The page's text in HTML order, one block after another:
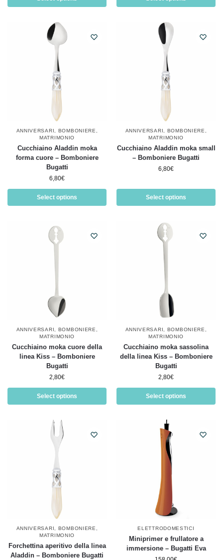
ANNIVERSARI BOMBONIERE
MATRIMONIO
Cucchiaino Aladdin moka
forma cuore – Bomboniere
Bugatti
6,80€
Select options
ANNIVERSARI BOMBONIERE
MATRIMONIO
Cucchiaino Aladdin moka small
– Bomboniere Bugatti
6,80€
Select options
ANNIVERSARI BOMBONIERE
MATRIMONIO
Cucchiaino moka cuore della
linea Kiss – Bomboniere
Bugatti
2,80€
Select options
ANNIVERSARI BOMBONIERE
MATRIMONIO
Cucchiaino moka sassolina
della linea Kiss – Bomboniere
Bugatti
2,80€
Select options
ANNIVERSARI BOMBONIERE
MATRIMONIO
Forchettina aperitivo della linea
Aladdin – Bomboniere Bugatti
ELETTRODOMESTICI
Miniprimer e frullatore a
immersione – Bugatti Eva